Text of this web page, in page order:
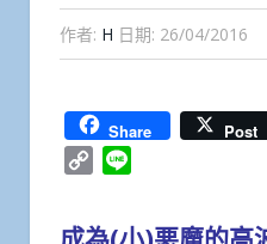
作者: H 日期: 26/04/2016
Share Post
Copy